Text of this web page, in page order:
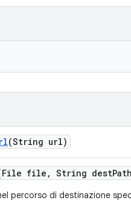
(String url)
file , String dest
percorso di destinazione